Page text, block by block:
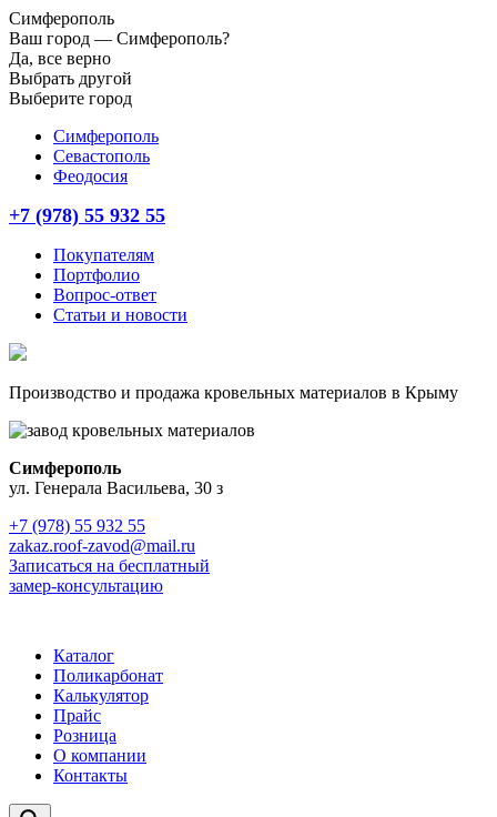
Симферополь
Ваш город — Симферополь?
Да, все верно
Выбрать другой
Выберите город
Симферополь
Севастополь
Феодосия
+7 (978) 55 932 55
Покупателям
Портфолио
Вопрос-ответ
Статьи и новости
Производство и продажа кровельных материалов в Крыму
Симферополь
ул. Генерала Васильева, 30 з
+7 (978) 55 932 55
zakaz.roof-zavod@mail.ru
Записаться на бесплатный
замер-консультацию
Каталог
Поликарбонат
Калькулятор
Прайс
Розница
О компании
Контакты